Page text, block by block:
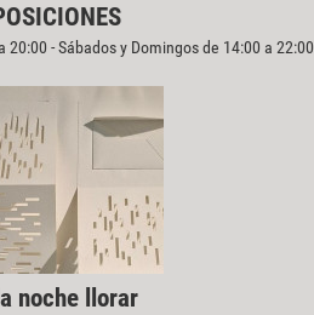
- Sábados y Domingos de 14:00 a 22:00
noche llorar